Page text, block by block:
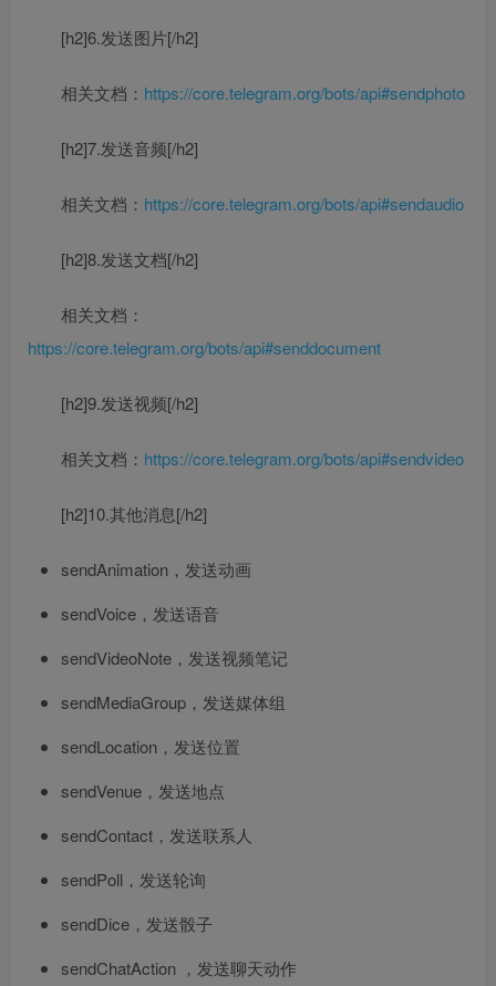
[h2]6.发送图片[/h2]
相关文档： https://core.telegram.org/bots/api#sendphoto
[h2]7.发送音频[/h2]
相关文档： https://core.telegram.org/bots/api#sendaudio
[h2]8.发送文档[/h2]
相关文档：
https://core.telegram.org/bots/api#senddocument
[h2]9.发送视频[/h2]
相关文档： https://core.telegram.org/bots/api#sendvideo
[h2]10.其他消息[/h2]
sendAnimation， 发送动画
sendVoice， 发送语音
sendVideoNote， 发送视频笔记
sendMediaGroup，发送媒体组
sendLocation，发送位置
sendVenue，发送地点
sendContact，发送联系人
sendPoll， 发送轮询
sendDice， 发送骰子
sendChatAction ， 发送聊天动作